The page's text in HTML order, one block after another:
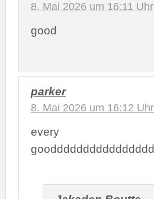
8. Mai 2026 um 16:11 Uhr
good
parker
8. Mai 2026 um 16:12 Uhr
every